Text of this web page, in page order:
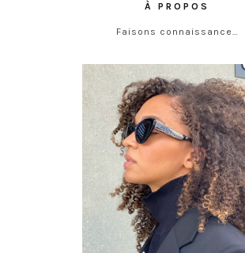
À PROPOS
Faisons connaissance…